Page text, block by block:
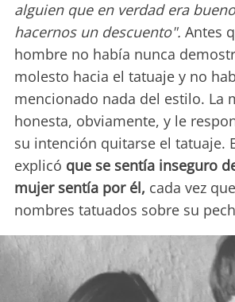
alguien que en verdad era
hacernos un descuento". Antes
hombre no había nunca
molesto hacia el tatuaje y no
mencionado nada del estilo. La
honesta, obviamente, y le
su intención quitarse el tatuaje.
explicó que se sentía inseguro
mujer sentía por él, cada vez
nombres tatuados sobre su